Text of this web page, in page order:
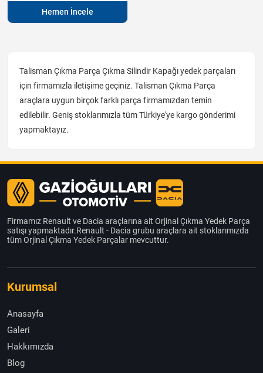
Hemen İncele
Talisman Çıkma Parça Çıkma Silindir Kapağı yedek parçaları
için firmamızla iletişime geçiniz. Talisman Çıkma Parça
araçlara uygun birçok farklı parça firmamızdan temin
edilebilir. Geniş stoklarımızla tüm Türkiye'ye kargo gönderimi
yapmaktayız.
Firmamız Renault ve Dacia araçlarına ait Orjinal Çıkma Yedek Parça
satışı yapmaktadır.Renault - Dacia grubu araçlara ait stoklarımızda
tüm Orjinal Çıkma Yedek Parçalar mevcuttur.
Kurumsal
Anasayfa
Galeri
Hakkımızda
Blog